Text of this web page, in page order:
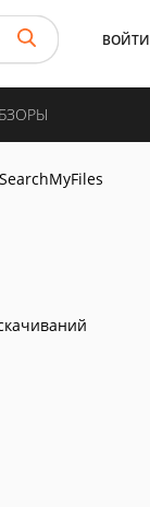
ВОЙТИ
SearchMyFiles